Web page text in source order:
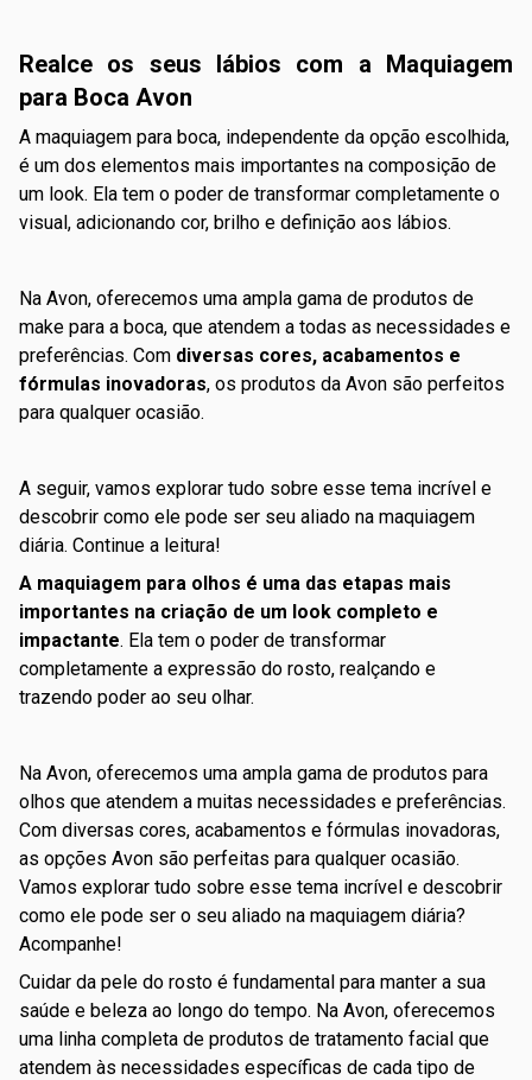
Realce os seus lábios com a Maquiagem
para Boca Avon
A maquiagem para boca, independente da opção escolhida,
é um dos elementos mais importantes na composição de
um look. Ela tem o poder de transformar completamente o
visual, adicionando cor, brilho e definição aos lábios.
Na Avon, oferecemos uma ampla gama de produtos de
make para a boca, que atendem a todas as necessidades e
preferências. Com diversas cores, acabamentos e
fórmulas inovadoras, os produtos da Avon são perfeitos
para qualquer ocasião.
A seguir, vamos explorar tudo sobre esse tema incrível e
descobrir como ele pode ser seu aliado na maquiagem
diária. Continue a leitura!
A maquiagem para olhos é uma das etapas mais
importantes na criação de um look completo e
impactante. Ela tem o poder de transformar
completamente a expressão do rosto, realçando e
trazendo poder ao seu olhar.
Na Avon, oferecemos uma ampla gama de produtos para
olhos que atendem a muitas necessidades e preferências.
Com diversas cores, acabamentos e fórmulas inovadoras,
as opções Avon são perfeitas para qualquer ocasião.
Vamos explorar tudo sobre esse tema incrível e descobrir
como ele pode ser o seu aliado na maquiagem diária?
Acompanhe!
Cuidar da pele do rosto é fundamental para manter a sua
saúde e beleza ao longo do tempo. Na Avon, oferecemos
uma linha completa de produtos de tratamento facial que
atendem às necessidades específicas de cada tipo de